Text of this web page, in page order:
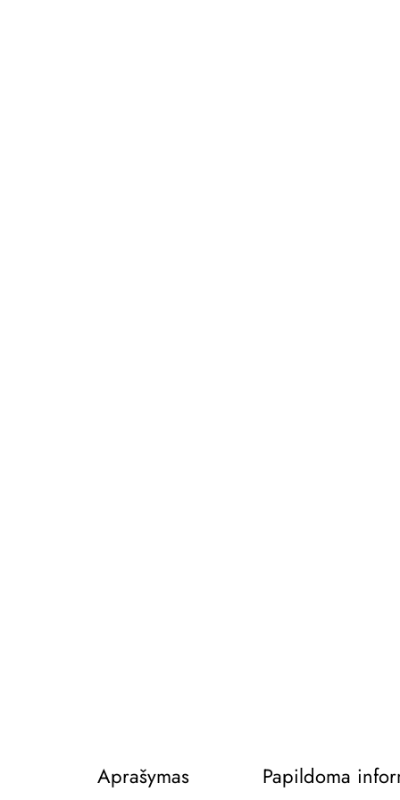
Aprašymas Papildoma